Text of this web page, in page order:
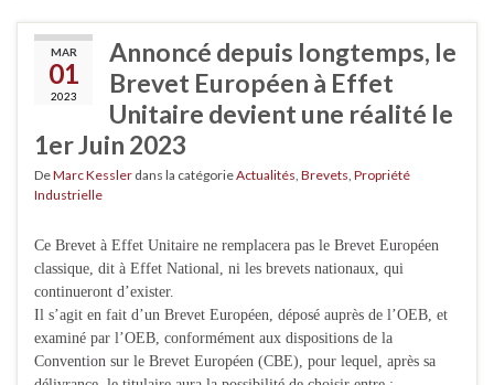
MAR
01
2023
Annoncé depuis longtemps, le
Brevet Européen à Effet
Unitaire devient une réalité le
1er Juin 2023
DeMarc Kessler dans la catégorieActualités Brevets Propriété
Industrielle
Ce Brevet à Effet Unitaire ne remplacera pas le Brevet Européen
classique, dit à Effet National, ni les brevets nationaux, qui
continueront d’exister.
Il s’agit en fait d’un Brevet Européen, déposé auprès de l’OEB, et
examiné par l’OEB, conformément aux dispositions de la
Convention sur le Brevet Européen (CBE), pour lequel, après sa